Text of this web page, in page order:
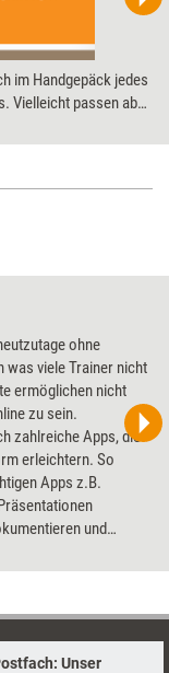
im Handgepäck jedes
Vielleicht passen aber
Teil zwei unseres App-
ohne
was viele Trainer nicht
ermöglichen nicht
zu sein.
zahlreiche Apps, die
erleichtern. So
Apps z.B.
und
Trainer vor.
Unser